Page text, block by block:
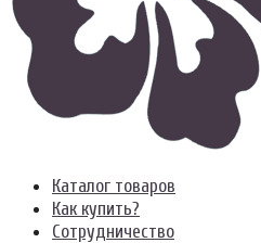
Каталог товаров
Как купить?
Сотрудничество